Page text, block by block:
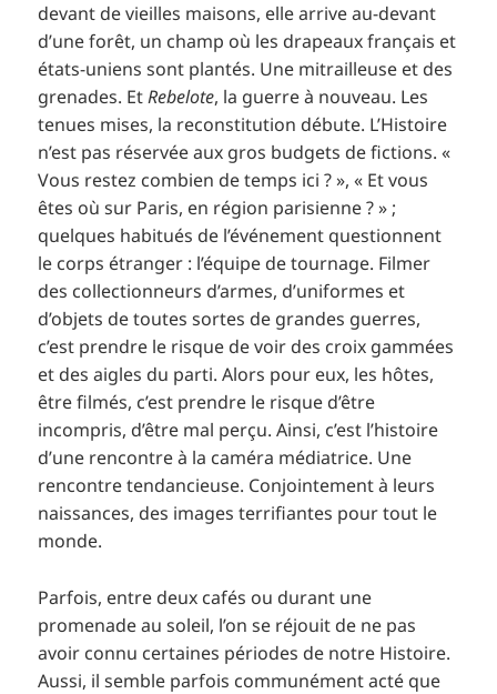
devant de vieilles maisons, elle arrive au-devant
d’une forêt, un champ où les drapeaux français et
états-uniens sont plantés. Une mitrailleuse et des
grenades. EtRebelote, la guerre à nouveau. Les
tenues mises, la reconstitution débute. L’Histoire
n’est pas réservée aux gros budgets de fictions. «
Vous restez combien de temps ici ? », « Et vous
êtes où sur Paris, en région parisienne ? » ;
quelques habitués de l’événement questionnent
le corps étranger : l’équipe de tournage. Filmer
des collectionneurs d’armes, d’uniformes et
d’objets de toutes sortes de grandes guerres,
c’est prendre le risque de voir des croix gammées
et des aigles du parti. Alors pour eux, les hôtes,
être filmés, c’est prendre le risque d’être
incompris, d’être mal perçu. Ainsi, c’est l’histoire
d’une rencontre à la caméra médiatrice. Une
rencontre tendancieuse. Conjointement à leurs
naissances, des images terrifiantes pour tout le
monde.
Parfois, entre deux cafés ou durant une
promenade au soleil, l’on se réjouit de ne pas
avoir connu certaines périodes de notre Histoire.
Aussi, il semble parfois communément acté que